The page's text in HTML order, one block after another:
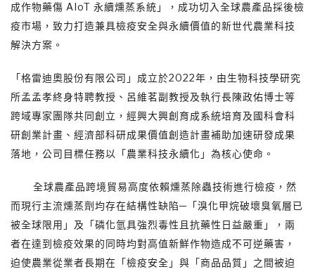
成作物藥傷 AIoT 永續燻蒸系統」，成功切入全球農產品採後檢
疫市場，致力打造兼具檢疫安全與永續價值的新世代農業科技
解決方案。
「格雷迪奧股份有限公司」成立於2022年，由生物科技學研究
所孟孟孝終身特聘教授、呂維茗副教授及執行長陳政佑博士等
跨域專家團隊共同創立，經興大興創育成系統培育及國科會科
研創業計畫、經濟部科研成果價值創造計畫補助加速研發成果
落地，公司目標任務以「農業科技永續化」為核心使命。
全球農產品跨境貿易高度依賴燻蒸除蟲技術進行檢疫，然
而現行主流燻蒸劑均存在結構性缺陷─「溴化甲烷破壞臭氧層已
被全球限用」及「磷化氫具強烈毒性且抗藥性日益嚴重」，兩
者在達到檢疫效果的同時均對高值新鮮作物造成不可逆藥害，
迫使農業從業者長期在「檢疫安全」與「商品品質」之間被迫